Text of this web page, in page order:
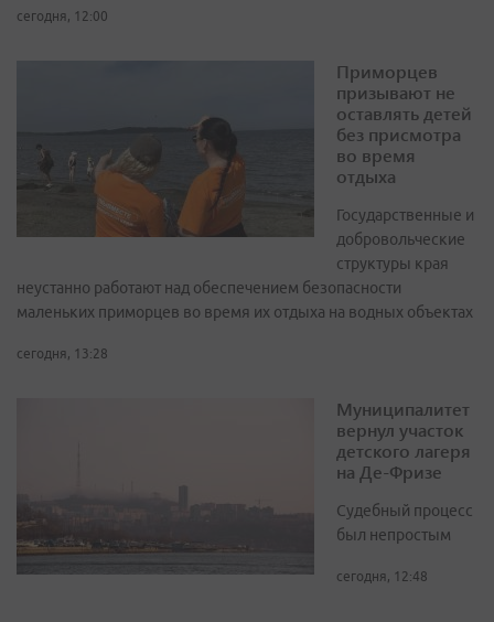
сегодня, 12:00
Приморцев
призывают не
оставлять детей
без присмотра
во время
отдыха
Государственные и
добровольческие
структуры края
неустанно работают над обеспечением безопасности
маленьких приморцев во время их отдыха на водных объектах
сегодня, 13:28
Муниципалитет
вернул участок
детского лагеря
на Де-Фризе
Судебный процесс
был непростым
сегодня, 12:48